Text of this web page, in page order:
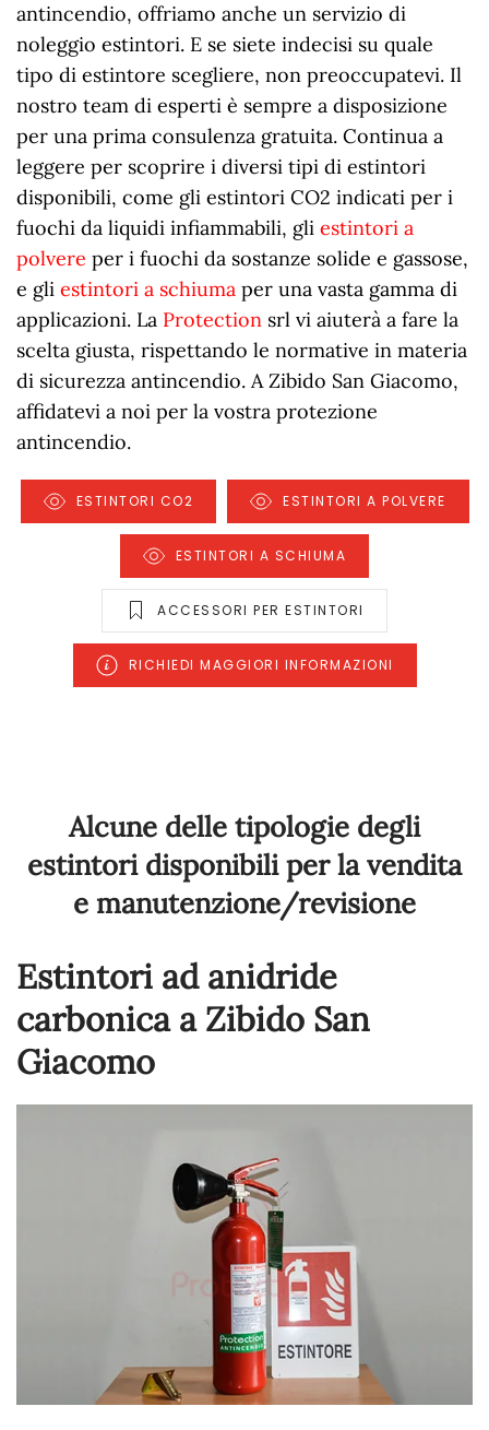
antincendio, offriamo anche un servizio di
noleggio estintori. E se siete indecisi su quale
tipo di estintore scegliere, non preoccupatevi. Il
nostro team di esperti è sempre a disposizione
per una prima consulenza gratuita. Continua a
leggere per scoprire i diversi tipi di estintori
disponibili, come gli estintori CO2 indicati per i
fuochi da liquidi infiammabili, gli estintori a
polvere per i fuochi da sostanze solide e gassose,
e gli estintori a schiuma per una vasta gamma di
applicazioni. La Protection srl vi aiuterà a fare la
scelta giusta, rispettando le normative in materia
di sicurezza antincendio. A Zibido San Giacomo,
affidatevi a noi per la vostra protezione
antincendio.
ESTINTORI CO2 ESTINTORI A POLVERE
ESTINTORI A SCHIUMA
ACCESSORI PER ESTINTORI
RICHIEDI MAGGIORI INFORMAZIONI
Alcune delle tipologie degli
estintori disponibili per la vendita
e manutenzione/revisione
Estintori ad anidride
carbonica a Zibido San
Giacomo